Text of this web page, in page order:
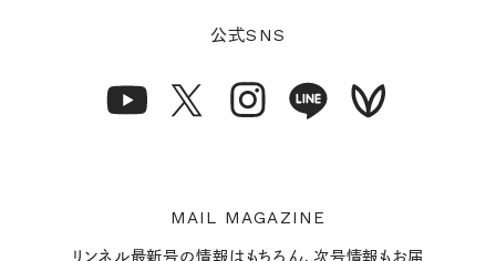
公式SNS
MAIL MAGAZINE
リンネル最新号の情報はもちろん、次号情報もお届